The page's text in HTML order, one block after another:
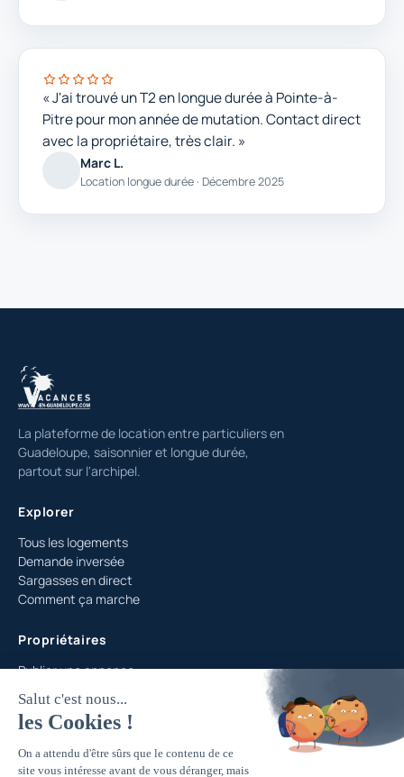
« J'ai trouvé un T2 en longue durée à Pointe-à-
Pitre pour mon année de mutation. Contact direct
avec la propriétaire, très clair. »
Marc L.
Location longue durée · Décembre 2025
La plateforme de location entre particuliers en
Guadeloupe, saisonnier et longue durée,
partout sur l'archipel.
Explorer
Tous les logements
Demande inversée
Sargasses en direct
Comment ça marche
Propriétaires
Publier une annonce
Abonnements & tarifs
Espace propriétaire
Aide